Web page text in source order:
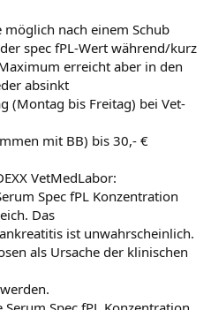
möglich nach einem Schub
spec fPL-Wert während/kurz
erreicht aber in den
absinkt
(Montag bis Freitag) bei Vet-
mit BB) bis 30,- €
VetMedLabor:
Spec fPL Konzentration
Das
ist unwahrscheinlich.
als Ursache der klinischen